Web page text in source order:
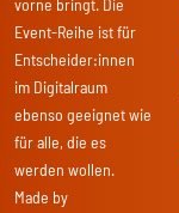
vorne bringt. Die
Event-Reihe ist für
Entscheider:innen
im Digitalraum
ebenso geeignet wie
für alle, die es
werden wollen.
Made by